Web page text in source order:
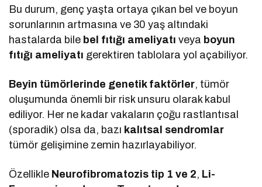
Bu durum, genç yaşta ortaya çıkan bel ve boyun
sorunlarının artmasına ve 30 yaş altındaki
hastalarda bile bel fıtığı ameliyatı veya boyun
fıtığı ameliyatı gerektiren tablolara yol açabiliyor.
Beyin tümörlerinde genetik faktörler, tümör
oluşumunda önemli bir risk unsuru olarak kabul
ediliyor. Her ne kadar vakaların çoğu rastlantısal
(sporadik) olsa da, bazı kalıtsal sendromlar
tümör gelişimine zemin hazırlayabiliyor.
Özellikle Neurofibromatozis tip 1 ve 2, Li-